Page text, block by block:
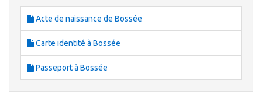
Acte de naissance de Bossée
Carte identité à Bossée
Passeport à Bossée